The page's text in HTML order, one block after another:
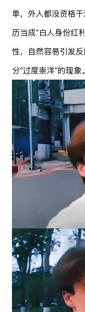
单，外人都没资格
历当成“白人身份红
性，自然容易引发
分“过度崇洋”的现象。